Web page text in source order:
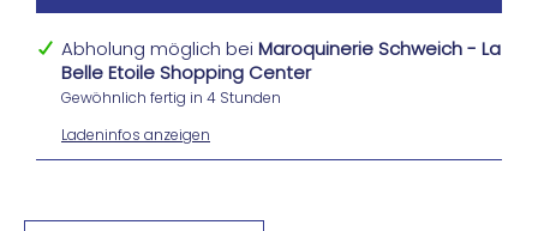
Abholung möglich bei Maroquinerie Schweich - La
Belle Etoile Shopping Center
Gewöhnlich fertig in 4 Stunden
Ladeninfos anzeigen